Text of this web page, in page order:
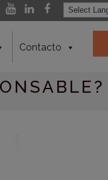
Contacto